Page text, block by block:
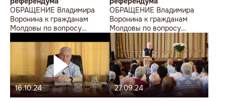
ОБРАЩЕНИЕ Владимира
Воронина к гражданам
Молдовы по вопросу
ОБРАЩЕНИЕ Владимира
Воронина к гражданам
Молдовы по вопросу
референдума
16.10.24
27.09.24